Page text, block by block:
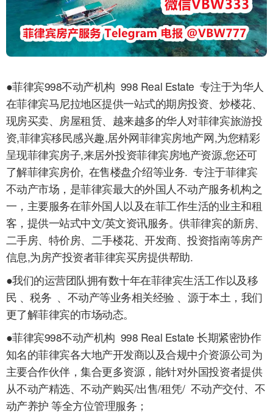
●菲律宾998不动产机构 998 Real Estate 专注于为华人
在菲律宾马尼拉地区提供一站式的期房投资、炒楼花、
现房买卖、房屋租赁、越来越多的华人对菲律宾旅游投
资,菲律宾移民感兴趣,居外网菲律宾房地产网,为您精彩
呈现菲律宾房子,来居外投资菲律宾房地产资源,您还可
了解菲律宾房价, 在售楼盘介绍等业务. 专注于菲律宾
不动产市场，是菲律宾最大的外国人不动产服务机构之
一，主要服务在菲外国人以及在菲工作生活的业主和租
客，提供一站式中文/英文资讯服务。供菲律宾的新房、
二手房、特价房、二手楼花、开发商、投资指南等房产
信息,为房产投资者菲律宾买房提供帮助.
●我们的运营团队拥有数十年在菲律宾生活工作以及移
民 、税务 、不动产等业务相关经验 、源于本土，我们
更了解菲律宾的市场动态。
●菲律宾998不动产机构 998 Real Estate 长期紧密协作
知名的菲律宾各大地产开发商以及合规中介资源公司为
主要合作伙伴，集合更多资源，能针对外国投资者提供
从不动产精选、不动产购买/出售/租凭/ 不动产交付、不
动产养护 等全方位管理服务；